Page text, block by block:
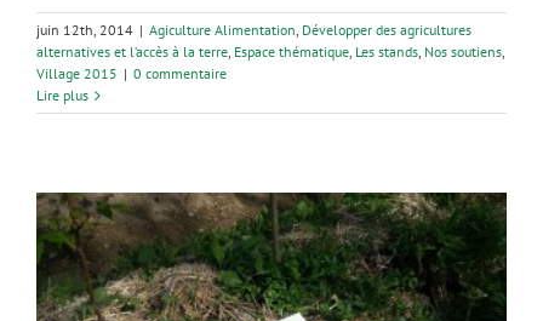
juin 12th, 2014 | Agiculture Alimentation, Développer des agricultures
alternatives et l’accès à la terre, Espace thématique, Les stands, Nos soutiens,
Village 2015 | 0 commentaire
Lire plus